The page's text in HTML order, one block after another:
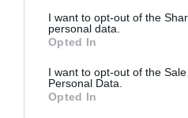
I want to opt-out of the
personal data.
Opted In
I want to opt-out of the
Personal Data.
Opted In
Il nous a manqué la navette pour la
au client et pourtant il n y avais pas trop
Ritornerebbe in questo